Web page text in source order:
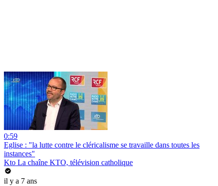
0:59
Eglise : "la lutte contre le cléricalisme se travaille dans toutes les
instances"
Kto La chaîne KTO, télévision catholique
il y a 7 ans